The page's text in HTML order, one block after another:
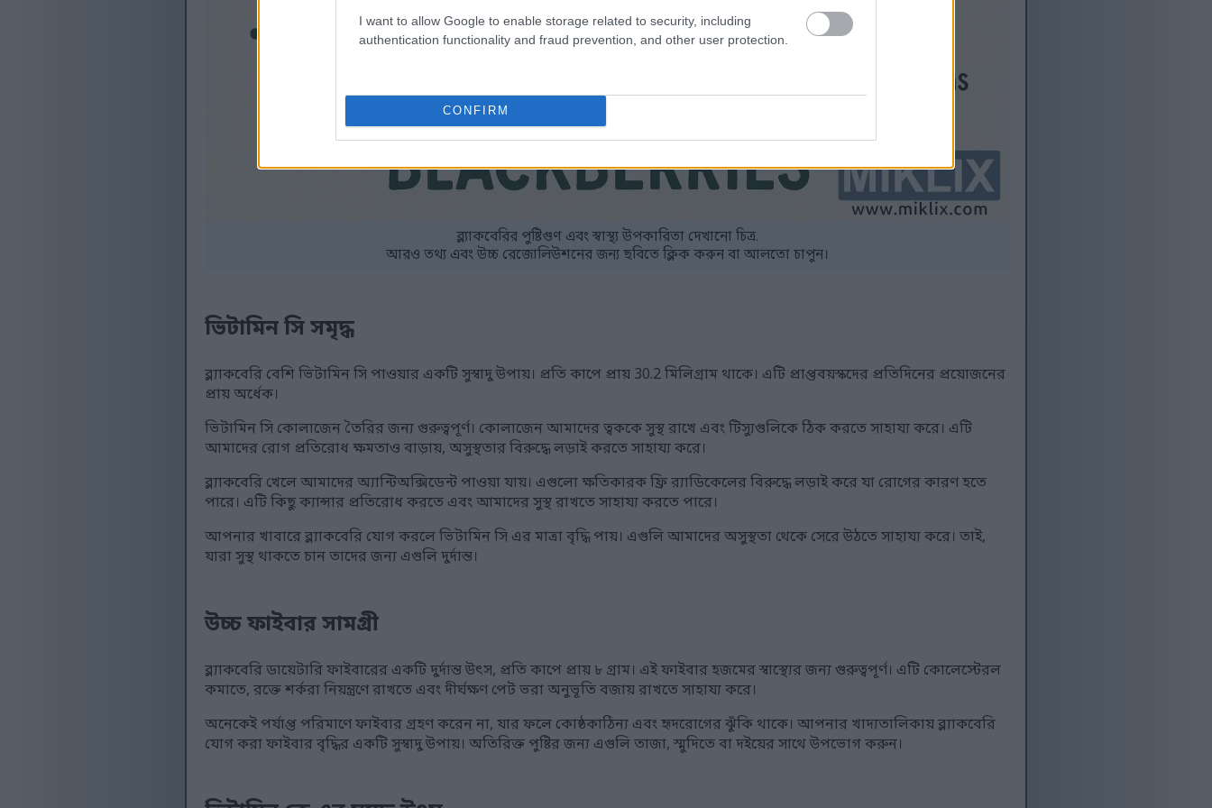
I want to allow Google to enable storage related to security, including
authentication functionality and fraud prevention, and other user protection.
CONFIRM
ব্ল্যাকবেরির পুষ্টিগুণ এবং স্বাস্থ্য উপকারিতা দেখানো চিত্র.
আরও তথ্য এবং উচ্চ রেজোলিউশনের জন্য ছবিতে ক্লিক করুন বা আলতো চাপুন।
ভিটামিন সি সমৃদ্ধ
ব্ল্যাকবেরি বেশি ভিটামিন সি পাওয়ার একটি সুস্বাদু উপায়। প্রতি কাপে প্রায় 30.2 মিলিগ্রাম থাকে। এটি প্রাপ্তবয়স্কদের প্রতিদিনের প্রয়োজনের
প্রায় অর্ধেক।
ভিটামিন সি কোলাজেন তৈরির জন্য গুরুত্বপূর্ণ। কোলাজেন আমাদের ত্বককে সুস্থ রাখে এবং টিস্যুগুলিকে ঠিক করতে সাহায্য করে। এটি
আমাদের রোগ প্রতিরোধ ক্ষমতাও বাড়ায়, অসুস্থতার বিরুদ্ধে লড়াই করতে সাহায্য করে।
ব্ল্যাকবেরি খেলে আমাদের অ্যান্টিঅক্সিডেন্ট পাওয়া যায়। এগুলো ক্ষতিকারক ফ্রি র‍্যাডিকেলের বিরুদ্ধে লড়াই করে যা রোগের কারণ হতে
পারে। এটি কিছু ক্যান্সার প্রতিরোধ করতে এবং আমাদের সুস্থ রাখতে সাহায্য করতে পারে।
আপনার খাবারে ব্ল্যাকবেরি যোগ করলে ভিটামিন সি এর মাত্রা বৃদ্ধি পায়। এগুলি আমাদের অসুস্থতা থেকে সেরে উঠতে সাহায্য করে। তাই,
যারা সুস্থ থাকতে চান তাদের জন্য এগুলি দুর্দান্ত।
উচ্চ ফাইবার সামগ্রী
ব্ল্যাকবেরি ডায়েটারি ফাইবারের একটি দুর্দান্ত উৎস, প্রতি কাপে প্রায় ৮ গ্রাম। এই ফাইবার হজমের স্বাস্থ্যের জন্য গুরুত্বপূর্ণ। এটি কোলেস্টেরল
কমাতে, রক্তে শর্করা নিয়ন্ত্রণে রাখতে এবং দীর্ঘক্ষণ পেট ভরা অনুভূতি বজায় রাখতে সাহায্য করে।
অনেকেই পর্যাপ্ত পরিমাণে ফাইবার গ্রহণ করেন না, যার ফলে কোষ্ঠকাঠিন্য এবং হৃদরোগের ঝুঁকি থাকে। আপনার খাদ্যতালিকায় ব্ল্যাকবেরি
যোগ করা ফাইবার বৃদ্ধির একটি সুস্বাদু উপায়। অতিরিক্ত পুষ্টির জন্য এগুলি তাজা, স্মুদিতে বা দইয়ের সাথে উপভোগ করুন।